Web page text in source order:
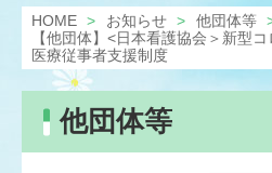
HOME お知らせ
他団体等
【他団体】<日本看護協会＞新型
医療従事者支援制度
他団体等